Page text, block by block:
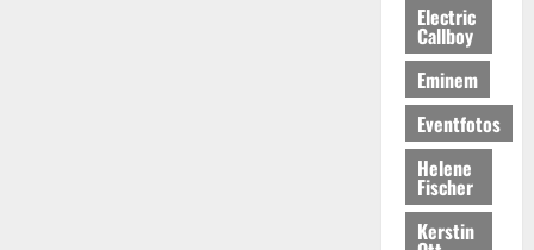
Electric
Callboy
Eminem
Eventfotos
Helene
Fischer
Kerstin